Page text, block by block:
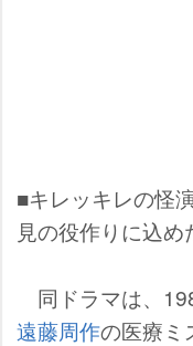
■キレッキレの怪
見の役作りに込め
同ドラマは、
遠藤周作の医療ミ